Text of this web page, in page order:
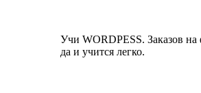
Учи WORDPESS. Заказов на
да и учится легко.